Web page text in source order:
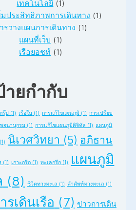
เทคโนโลยี (1)
มประสิทธิภาพการเดินทาง (1)
รวางแผนการเดินทาง (1)
แผนที่เว็บ (1)
เรือยอชท์ (1)
ายกำกับ
รุ๊ป (1) เรือใบ (1) การแก้ไขแผนภูมิ (1) การเปรียบ
พจนานุกรม (1) การแก้ไขแผนภูมิดิจิทัล (1) แผนภูมิ
(1) นิเวศวิทยา (5) อภิธาน
(1) เกาะกรีก (1) ทะเลกรีก (1)
แผนภูมิ
(8) ชีวิตทางทะเล (1) คำศัพท์ทางทะเล (1)
รเดินเรือ (7) ข่าวการเดิน